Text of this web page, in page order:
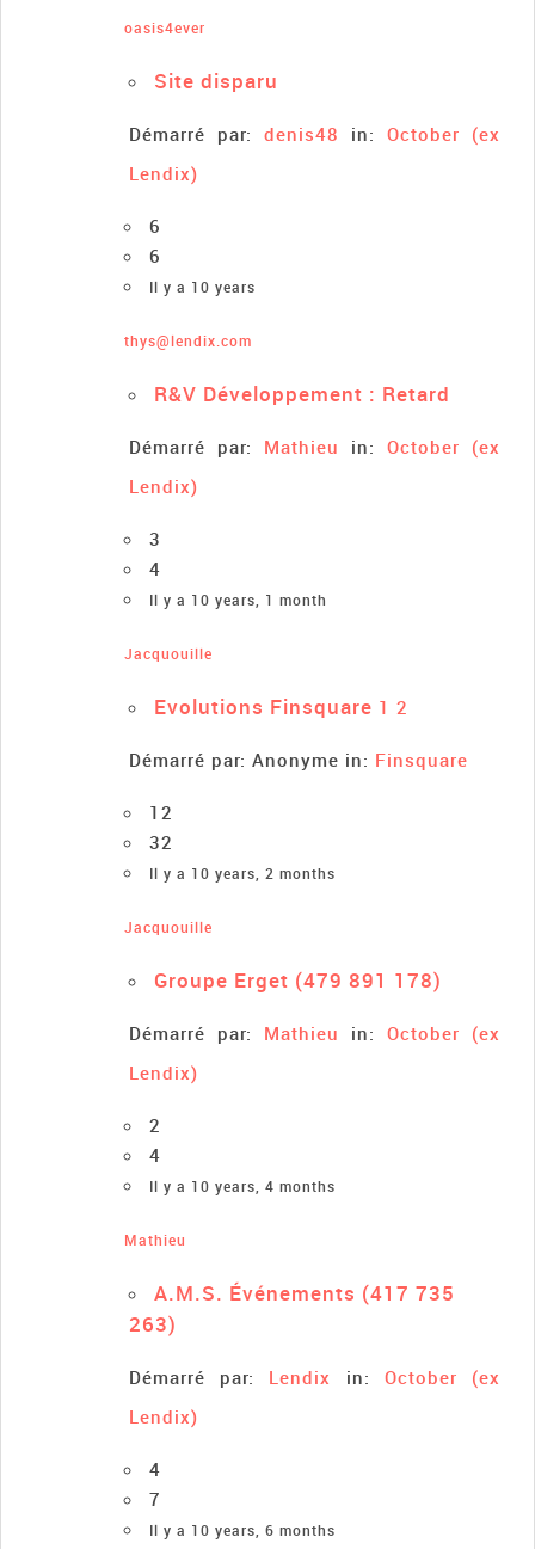
oasis4ever
Site disparu
Démarré par: denis48 in: October (ex
Lendix)
6
6
Il y a 10 years
thys@lendix.com
R&V Développement : Retard
Démarré par: Mathieu in: October (ex
Lendix)
3
4
Il y a 10 years, 1 month
Jacquouille
Evolutions Finsquare 1 2
Démarré par: Anonyme in: Finsquare
12
32
Il y a 10 years, 2 months
Jacquouille
Groupe Erget (479 891 178)
Démarré par: Mathieu in: October (ex
Lendix)
2
4
Il y a 10 years, 4 months
Mathieu
A.M.S. Événements (417 735
263)
Démarré par: Lendix in: October (ex
Lendix)
4
7
Il y a 10 years, 6 months